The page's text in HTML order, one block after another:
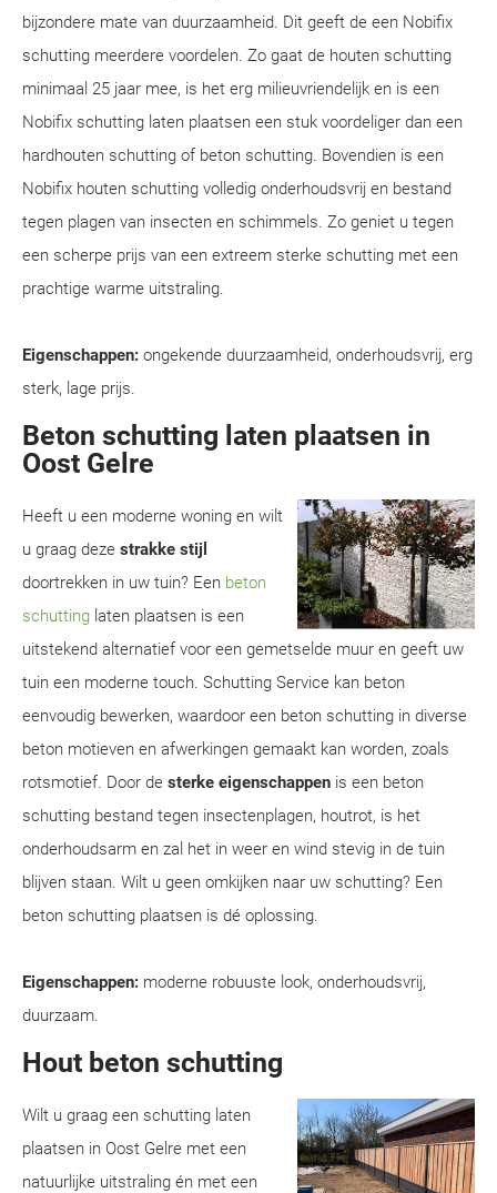
bijzondere mate van duurzaamheid. Dit geeft de een Nobifix
schutting meerdere voordelen. Zo gaat de houten schutting
minimaal 25 jaar mee, is het erg milieuvriendelijk en is een
Nobifix schutting laten plaatsen een stuk voordeliger dan een
hardhouten schutting of beton schutting. Bovendien is een
Nobifix houten schutting volledig onderhoudsvrij en bestand
tegen plagen van insecten en schimmels. Zo geniet u tegen
een scherpe prijs van een extreem sterke schutting met een
prachtige warme uitstraling.
Eigenschappen: ongekende duurzaamheid, onderhoudsvrij, erg
sterk, lage prijs.
Beton schutting laten plaatsen in
Oost Gelre
Heeft u een moderne woning en wilt
u graag deze strakke stijl
doortrekken in uw tuin? Een beton
schutting laten plaatsen is een
uitstekend alternatief voor een gemetselde muur en geeft uw
tuin een moderne touch. Schutting Service kan beton
eenvoudig bewerken, waardoor een beton schutting in diverse
beton motieven en afwerkingen gemaakt kan worden, zoals
rotsmotief. Door de sterke eigenschappen is een beton
schutting bestand tegen insectenplagen, houtrot, is het
onderhoudsarm en zal het in weer en wind stevig in de tuin
blijven staan. Wilt u geen omkijken naar uw schutting? Een
beton schutting plaatsen is dé oplossing.
Eigenschappen: moderne robuuste look, onderhoudsvrij,
duurzaam.
Hout beton schutting
Wilt u graag een schutting laten
plaatsen in Oost Gelre met een
natuurlijke uitstraling én met een